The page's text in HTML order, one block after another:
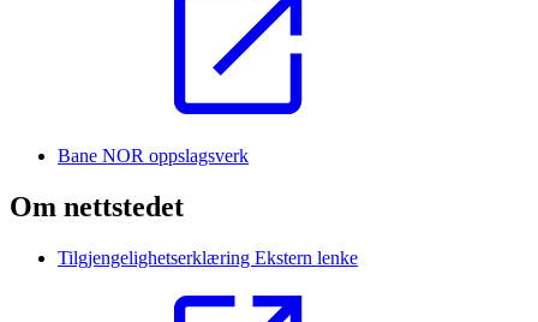
Bane NOR oppslagsverk
Om nettstedet
Tilgjengelighetserklæring Ekstern lenke